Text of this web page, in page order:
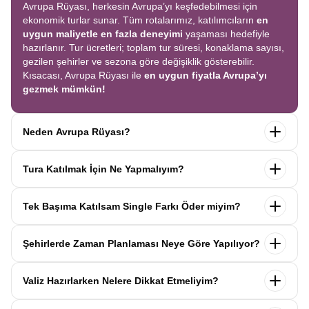
Avrupa Rüyası, herkesin Avrupa’yı keşfedebilmesi için
ekonomik turlar sunar. Tüm rotalarımız, katılımcıların en
uygun maliyetle en fazla deneyimi yaşaması hedefiyle
hazırlanır. Tur ücretleri; toplam tur süresi, konaklama sayısı,
gezilen şehirler ve sezona göre değişiklik gösterebilir.
Kısacası, Avrupa Rüyası ile en uygun fiyatla Avrupa’yı
gezmek mümkün!
Neden Avrupa Rüyası?
tek seferde birçok
ülkeyikeşfedin! Ekstra tur ücreti yok, tüm geziler fiyata
ile Avrupa’yı en keyifli şekilde yaşayın.
Tura Katılmak İçin Ne Yapmalıyım?
seyahat sözleşmesinionaylayın.İlk taksitiödediğinizde
Tek Başıma Katılsam Single Farkı Öder miyim?
katıldığınızda1000 Euro’ya varan single farkı
konforlu bir şekilde seyahat edebilirsiniz.
Şehirlerde Zaman Planlaması Neye Göre Yapılıyor?
uzman
operasyon birimimiz tarafından önceden test edilip
en
Valiz Hazırlarken Nelere Dikkat Etmeliyim?
ve 1